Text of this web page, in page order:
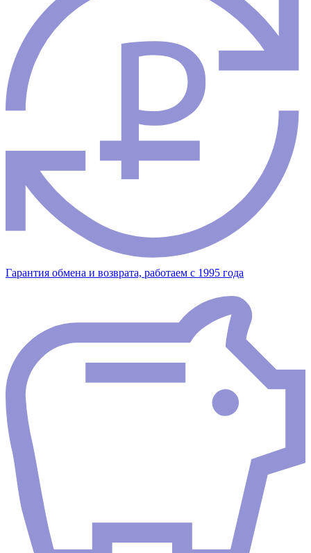
Гарантия обмена и возврата, работаем с 1995 года